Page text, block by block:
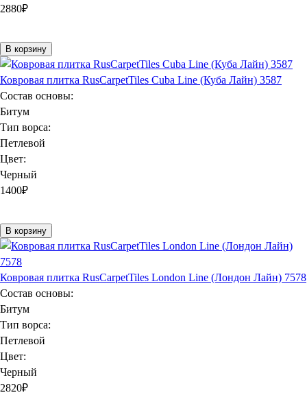
2880₽
В корзину
Ковровая плитка RusCarpetTiles Cuba Line (Куба Лайн) 3587
Состав основы:
Битум
Тип ворса:
Петлевой
Цвет:
Черный
1400₽
В корзину
Ковровая плитка RusCarpetTiles London Line (Лондон Лайн) 7578
Состав основы:
Битум
Тип ворса:
Петлевой
Цвет:
Черный
2820₽